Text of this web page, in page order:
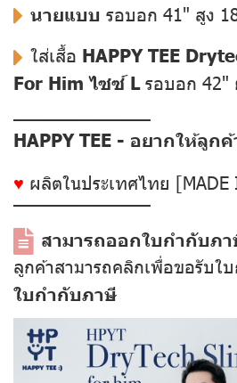
นายแบบ รอบอก 41" สูง
ใส่เสื้อ HAPPY TEE
For Him ไซซ์ Lรอบอก 42"
––––––––––––––
HAPPY TEE - อยากให้ลู
♥ ผลิตในประเทศไทย [MADE
––––––––––––––
สามารถออกใบกำกับภ
ลูกค้าสามารถคลิกเพื่อขอรับใ
ใบกำกับภาษี